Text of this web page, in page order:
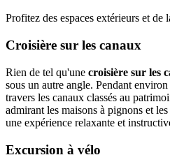
Profitez des espaces extérieurs et de
Croisière sur les canaux
Rien de tel qu'une croisière sur les
sous un autre angle. Pendant
travers les canaux classés au
admirant les maisons à pignons et
une expérience relaxante et
Excursion à vélo